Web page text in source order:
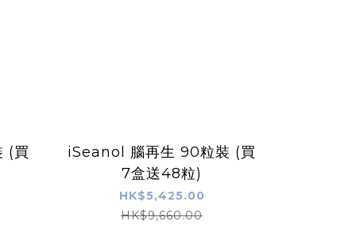
(買
iSeanol 腦再生 90粒裝 (買
7盒送48粒)
HK$5,425.00
HK$9,660.00